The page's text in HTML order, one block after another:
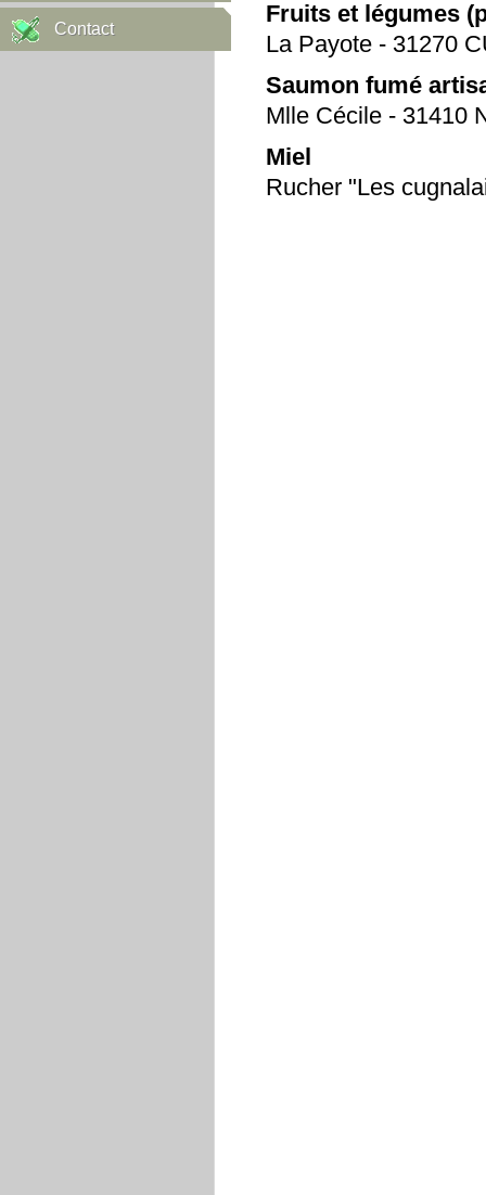
Contact
Fruits et légumes
La Payote - 31270
Saumon fumé
Mlle Cécile - 31410
Miel
Rucher "Les